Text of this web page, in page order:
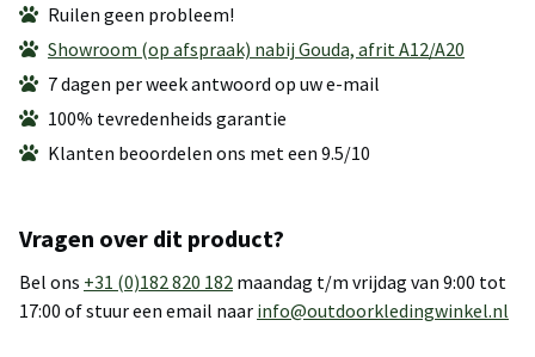
Ruilen geen probleem!
Showroom (op afspraak) nabij Gouda, afrit A12/A20
7 dagen per week antwoord op uw e-mail
100% tevredenheids garantie
Klanten beoordelen ons met een 9.5/10
Vragen over dit product?
Bel ons +31 (0)182 820 182 maandag t/m vrijdag van 9:00 tot
17:00 of stuur een email naar info@outdoorkledingwinkel.nl